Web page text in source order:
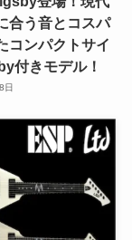
合う音とコスパ
コンパクトサイ
付きモデル！
日